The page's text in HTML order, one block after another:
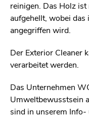
reinigen. Das Holz
aufgehellt, wobei
angegriffen wird.
Der Exterior Cleaner
verarbeitet werden.
Das Unternehmen
Umweltbewusstsein
sind in unserem